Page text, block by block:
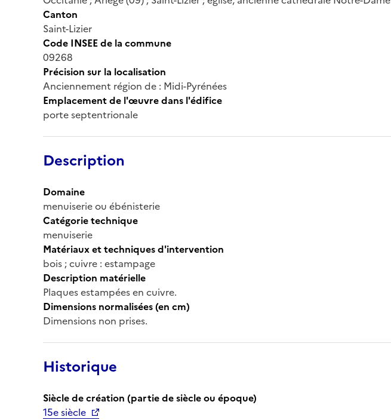
Canton
Saint-Lizier
Code INSEE de la commune
09268
Précision sur la localisation
Anciennement région de : Midi-Pyrénées
Emplacement de l'œuvre dans l'édifice
porte septentrionale
Description
Domaine
menuiserie ou ébénisterie
Catégorie technique
menuiserie
Matériaux et techniques d'intervention
bois ; cuivre : estampage
Description matérielle
Plaques estampées en cuivre.
Dimensions normalisées (en cm)
Dimensions non prises.
Historique
Siècle de création (partie de siècle ou époque)
15e siècle